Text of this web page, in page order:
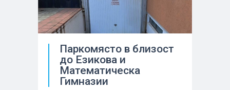
Паркомясто в близост
до Езикова и
Математическа
Гимназии